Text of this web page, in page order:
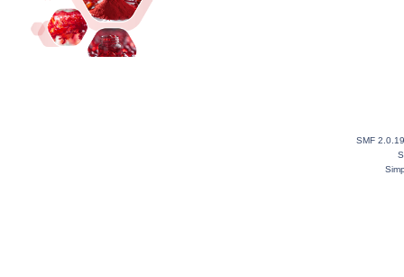
SMF 2.0.19